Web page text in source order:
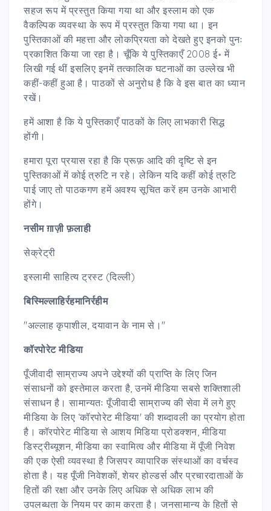
सहज रूप में प्रस्तुत किया गया था और इस्लाम को एक
वैकल्पिक व्यवस्था के रूप में प्रस्तुत किया गया था। इन
पुस्तिकाओं की महत्ता और लोकप्रियता को देखते हुए इनको पुनः
प्रकाशित किया जा रहा है। चूँकि ये पुस्तिकाएँ 2008 ई॰ में
लिखी गई थीं इसलिए इनमें तत्कालिक घटनाओं का उल्लेख भी
कहीं-कहीं हुआ है। पाठकों से अनुरोध है कि वे इस बात का ध्यान
रखें।
हमें आशा है कि ये पुस्तिकाएँ पाठकों के लिए लाभकारी सिद्ध
होंगी।
हमारा पूरा प्रयास रहा है कि प्रूफ़ आदि की दृष्टि से इन
पुस्तिकाओं में कोई त्रुटि न रहे। लेकिन यदि कहीं कोई त्रुटि
पाई जाए तो पाठकगण हमें अवश्य सूचित करें हम उनके आभारी
होंगे।
नसीम ग़ाज़ी फ़लाही
सेक्रेट्री
इस्लामी साहित्य ट्रस्ट (दिल्ली)
बिस्मिल्लाहिर्रहमानिर्रहीम
"अल्लाह कृपाशील, दयावान के नाम से।"
कॉरपोरेट मीडिया
पूँजीवादी साम्राज्य अपने उद्देश्यों की प्राप्ति के लिए जिन
संसाधनों को इस्तेमाल करता है, उनमें मीडिया सबसे शक्तिशाली
संसाधन है। सामान्यतः पूँजीवादी साम्राज्य की सेवा में लगे हुए
मीडिया के लिए ‘कॉरपोरेट मीडिया' की शब्दावली का प्रयोग होता
है। कॉरपोरेट मीडिया से आशय मिडिया प्रोडक्शन, मीडिया
डिस्ट्रीब्यूशन, मीडिया का स्वामित्व और मीडिया में पूँजी निवेश
की एक ऐसी व्यवस्था है जिसपर व्यापारिक संस्थाओं का वर्चस्व
होता है। यह पूँजी निवेशकों, शेयर होल्डर्स और प्रचारदाताओं के
हितों की रक्षा और उनके लिए अधिक से अधिक लाभ की
उपलब्धता के नियम पर काम करता है। जनसामान्य के हितों से